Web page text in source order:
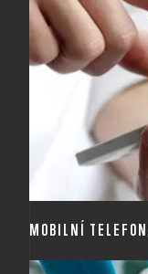
Bez mobilního
jej dáváme s
MOBILNÍ